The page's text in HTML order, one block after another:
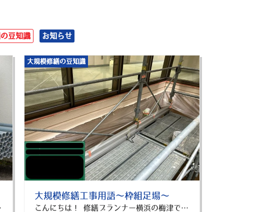
豆知識 お知らせ
ても大事ですね。 横浜市でアパート・マンションの大規模修繕、外壁塗装、防水工事を検討している方は、是非この記事を参考にしてくださいね！ 修繕プランナー横浜では、横浜市でお客様にピッタリのプランを提案しています。 横浜市のアパート・マンションの大規模修繕、外壁塗装、防水工事は修繕プランナー横浜にお任せください！ 横浜市で大規模修繕・防水工事の事でお悩みなら 分かりやすく、相談しやすい！ 横浜市内に大規模修繕が気軽に相談できるショールームOPEN中！ ▼来店予約はこちら！
大規模修繕工事用語～枠組足場～
こんにちは！ 修繕プランナー横浜の梅津です。 大規模修繕工事の見積書を見てみると、見慣れない単語がでてくることがあると思います。 今回は直接仮設工事の欄に書かれている「枠組足場」についてご紹介します！ 枠組足場とは？ 門型の建枠を中心に、筋かい(すじかい)や鋼製布板、ジャッキベースといった部材で構成され、地上から45mまでの高さで使用が許可されている足場です。 安定性が求められる高層マンションやアパートの修繕工事で、採用されることの多い足場です。 その強度と安定性から、作業者の安全を確保しつつ、資材の運搬もスムーズに行うことができます。 また枠組足場は、アメリカの「ビティスキャフォード社」から輸入されたことが由来で「ビティ足場」とも呼ばれています。 似ている名まえで「ビケ足場」と言われているものがあります。 別の種類になるので、気になる方は以前のブログで見てみてくださいね！ 枠組足場のメリットとデメリット 枠組足場は、メリットが多い足場ですが注意点もあります。 それぞれを具体的に解説しますね！ メリット ・組立時には、ボルトや番線を用いるため、打ち込みによる騒音が発生しない。 →都市部や住宅地などの環境に適しており、周囲への影響を最小限に抑えることができます。 また、部材の組み合わせがシンプルで、迅速に設置・解体することが可能です。 ・作業床の幅が広く、安定性に優れている。 →職人が移動しやすく、作業スピードが向上します。 ・大型の足場をクレーンで一括して吊り上げることができる。 →効率的な作業を可能にします。 デメリット 1. 場所の確保 →設置・保管には広いスペースが必要なため、狭い現場では適さない場合があります。 2. 規格の違い →日本国内のビティ足場には、「インチサイズ」と「メーターサイズ」の2種類の規格があります。 これらの規格には互換性がない場合があり、部材の追加購入時には現在使用している規格を確認する必要があります。 労働安全衛生法の改正と枠組足場の安全基準 高所からの墜落や転落による労働災害が多発しているため、これを防ぐための対策が強化されました。 具体的には、足場、架設通路、作業構台での墜落防止措置に関する規定が見直され、労働安全衛生規則の一部が改正されています。 この改正規則は、平成21年6月1日から施行されています。 改正のポイント（枠組足場） 1. 作業者の墜落防止措置の充実 交さ筋かい(こうさすじかい)に加え、「下さん(したさん)」、「幅木(はばき)」等の設置が必要になりました。 または、「手すりわく」の設置をすることになります。 目的としては、下部の隙間からの墜落を防止するためとされます。 「下さん」の高さは、15ｃｍ～40ｃｍの位置に。 「幅木」の位置は、高さ15㎝以上。 2. 物体の墜落防止措置 工具や材料などの落下防止措置として、「幅木」、「メッシュシート」または「防網」の設置が義務付けられました。 枠組足場を使用する際には、これらの基準を守り、安全で効率的な工事を行うことが求められます。 まとめ この記事では、枠組足場の基本的な情報から、メリット・デメリット、労働安全衛生法の改正ポイントまで詳しく解説しました。 枠組足場は、安定性と作業効率の高さから、多くの修繕現場で採用されています。 一方で、設置にはスペースの制約もあるため、現場に合った選択が重要です。 横浜市でアパート・マンションの大規模修繕、外壁塗装、防水工事を検討している方は、是非この記事を参考にしてくださいね！ 修繕プランナー横浜では、横浜市でお客様にピッタリのプランを提案しています。 横浜市のアパート・マンションの大規模修繕、外壁塗装、防水工事は修繕プランナー横浜にお任せください！ 横浜市で大規模修繕・防水工事の事でお悩みなら 分かりやすく、相談しやすい！ 横浜市内に大規模修繕が気軽に相談できるショールームOPEN中！ ▼来店予約はこちら！
大規模修繕の豆知識